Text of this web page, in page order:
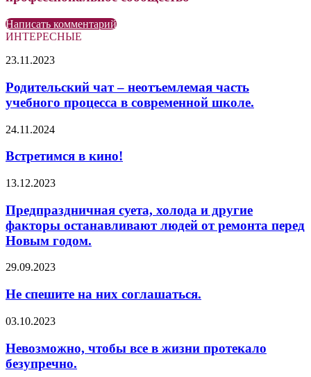
Написать комментарий
ИНТЕРЕСНЫЕ
Родительский
–
неотъемлемая
часть
процесса
современной
23.11.2023
Родительский чат – неотъемлемая часть
учебного процесса в современной школе.
Встретимся
кино!
24.11.2024
Встретимся в кино!
Предпраздничная
холода
и
другие
факторы
людей
ремонта
Новым
13.12.2023
Предпраздничная суета, холода и другие
факторы останавливают людей от ремонта перед
Новым годом.
Не
на
них
соглашаться.
29.09.2023
Не спешите на них соглашаться.
Невозможно,
все
в
жизни
03.10.2023
Невозможно, чтобы все в жизни протекало
безупречно.